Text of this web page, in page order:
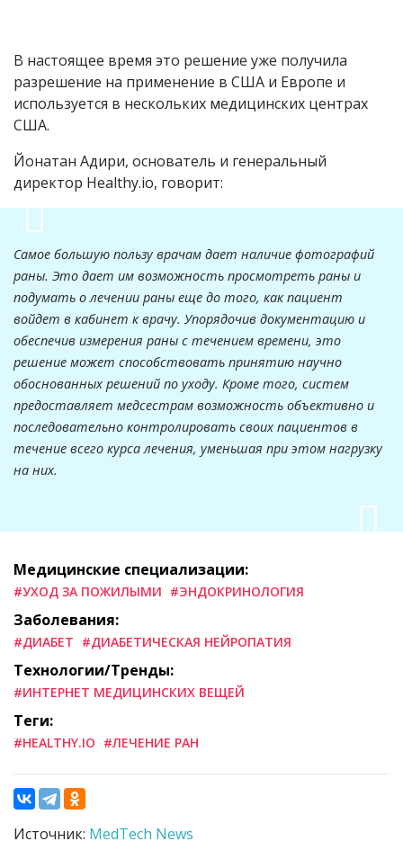
В настоящее время это решение уже получила
разрешение на применение в США и Европе и
используется в нескольких медицинских центрах
США.
Йонатан Адири, основатель и генеральный
директор Healthy.io, говорит:
Самое большую пользу врачам дает наличие фотографий
раны. Это дает им возможность просмотреть раны и
подумать о лечении раны еще до того, как пациент
войдет в кабинет к врачу. Упорядочив документацию и
обеспечив измерения раны с течением времени, это
решение может способствовать принятию научно
обоснованных решений по уходу. Кроме того, систем
предоставляет медсестрам возможность объективно и
последовательно контролировать своих пациентов в
течение всего курса лечения, уменьшая при этом нагрузку
на них.
Медицинские специализации:
#УХОД ЗА ПОЖИЛЫМИ #ЭНДОКРИНОЛОГИЯ
Заболевания:
#ДИАБЕТ #ДИАБЕТИЧЕСКАЯ НЕЙРОПАТИЯ
Технологии/Тренды:
#ИНТЕРНЕТ МЕДИЦИНСКИХ ВЕЩЕЙ
Теги:
#HEALTHY.IO #ЛЕЧЕНИЕ РАН
Источник: MedTech News